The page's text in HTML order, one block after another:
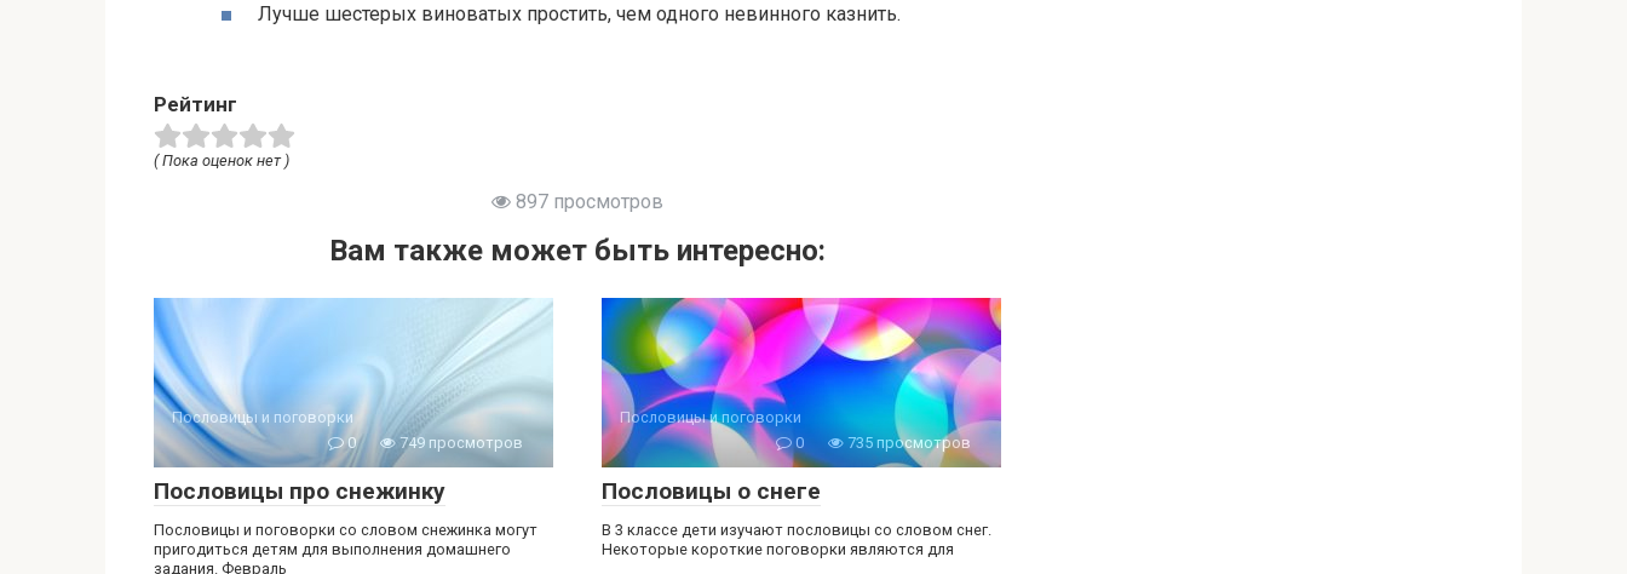
Лучше шестерых виноватых простить, чем одного невинного казнить.
Рейтинг
( Пока оценок нет )
897 просмотров
Вам также может быть интересно:
Пословицы и поговорки
0
749 просмотров
Пословицы про снежинку
Пословицы и поговорки со словом снежинка могут
пригодиться детям для выполнения домашнего
задания. Февраль
Пословицы и поговорки
0
735 просмотров
Пословицы о снеге
В 3 классе дети изучают пословицы со словом снег.
Некоторые короткие поговорки являются для